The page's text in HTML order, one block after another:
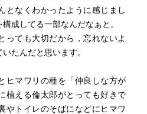
となくわかったように感じまし
成してる一部なんだなぁと。
っても大切だから，忘れないよ
たんだと思います。
ヒマワリの種を「仲良しな方が
植える倫太郎がとっても好きで
やトイレのそばになどにヒマワ